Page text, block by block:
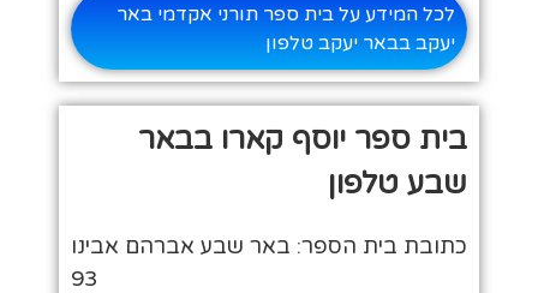
לכל המידע על בית ספר תורני אקדמי באר
יעקב בבאר יעקב טלפון
בית ספר יוסף קארו בבאר
שבע טלפון
כתובת בית הספר: באר שבע אברהם אבינו
93